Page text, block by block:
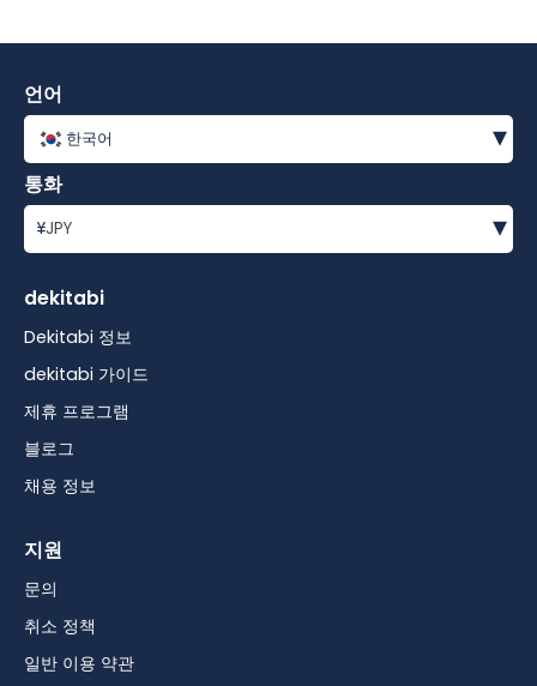
언어
한국어 ▾
통화
¥JPY ▾
dekitabi
Dekitabi 정보
dekitabi 가이드
제휴 프로그램
블로그
채용 정보
지원
문의
취소 정책
일반 이용 약관